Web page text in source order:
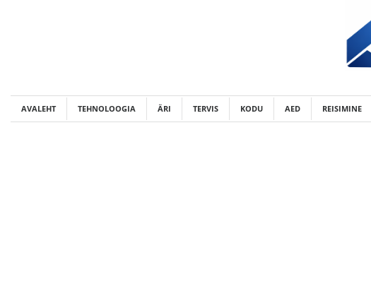
AVALEHT TEHNOLOOGIA ÄRI TERVIS KODU AED REISIMINE